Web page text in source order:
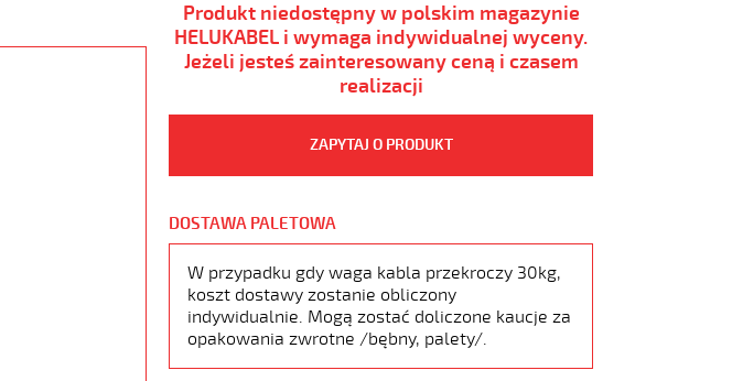
Produkt niedostępny w polskim magazynie
HELUKABEL i wymaga indywidualnej wyceny.
Jeżeli jesteś zainteresowany ceną i czasem
realizacji
ZAPYTAJ O PRODUKT
DOSTAWA PALETOWA
W przypadku gdy waga kabla przekroczy 30kg,
koszt dostawy zostanie obliczony
indywidualnie. Mogą zostać doliczone kaucje za
opakowania zwrotne /bębny, palety/.